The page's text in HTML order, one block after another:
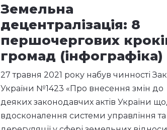
Земельна
децентралізація: 8
першочергових
громад (інфографіка)
27 травня 2021 року набув чинності
України №1423 «Про внесення змін до
деяких законодавчих актів України
вдосконалення системи управління та